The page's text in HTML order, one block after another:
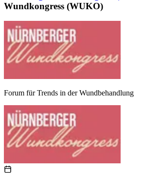
Wundkongress (WUKO)
Forum für Trends in der Wundbehandlung